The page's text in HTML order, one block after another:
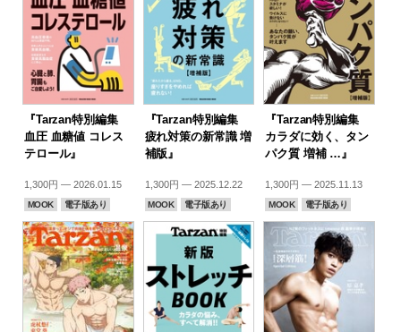
『Tarzan特別編集
血圧 血糖値 コレス
テロール』
1,300円 — 2026.01.15
MOOK 電子版あり
『Tarzan特別編集
疲れ対策の新常識 増
補版』
1,300円 — 2025.12.22
MOOK 電子版あり
『Tarzan特別編集
カラダに効く、タン
パク質 増補 …』
1,300円 — 2025.11.13
MOOK 電子版あり